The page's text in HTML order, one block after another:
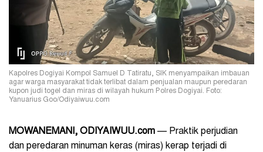
Kapolres Dogiyai Kompol Samuel D Tatiratu, SIK menyampaikan imbauan
agar warga masyarakat tidak terlibat dalam penjualan maupun peredaran
kupon judi togel dan miras di wilayah hukum Polres Dogiyai. Foto:
Yanuarius Goo/Odiyaiwuu.com
MOWANEMANI, ODIYAIWUU.com — Praktik perjudian
dan peredaran minuman keras (miras) kerap terjadi di